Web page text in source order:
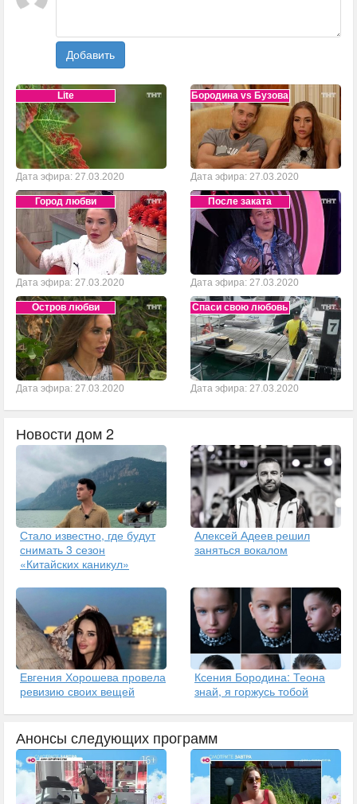
Добавить
Lite
Дата эфира: 27.03.2020
Бородина vs Бузова
Дата эфира: 27.03.2020
Город любви
Дата эфира: 27.03.2020
После заката
Дата эфира: 27.03.2020
Остров любви
Дата эфира: 27.03.2020
Спаси свою любовь
Дата эфира: 27.03.2020
Новости дом 2
Стало известно, где будут
снимать 3 сезон
«Китайских каникул»
Алексей Адеев решил
заняться вокалом
Евгения Хорошева провела
ревизию своих вещей
Ксения Бородина: Теона
знай, я горжусь тобой
Анонсы следующих программ